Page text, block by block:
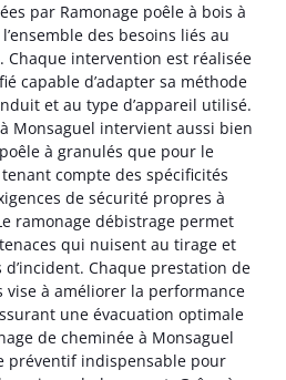
par Ramonage poêle à bois à
des besoins liés au
Chaque intervention est réalisée
capable d’adapter sa méthode
et au type d’appareil utilisé.
Monsaguel intervient aussi bien
à granulés que pour le
compte des spécificités
de sécurité propres à
ramonage débistrage permet
qui nuisent au tirage et
Chaque prestation de
vise à améliorer la performance
une évacuation optimale
de cheminée à Monsaguel
préventif indispensable pour